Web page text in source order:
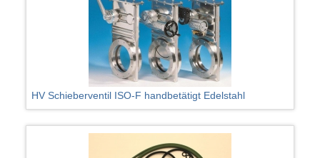
HV Schieberventil ISO-F handbetätigt Edelstahl